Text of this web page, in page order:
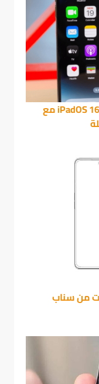
حدث هاتفك إلى iOS 16.4.1 و iPadOS 16.4.1 مع
من سناب